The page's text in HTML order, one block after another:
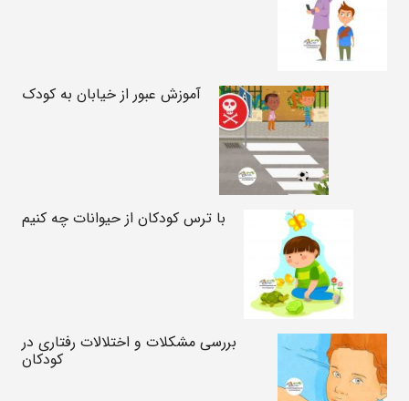
آموزش عبور از خیابان به کودک
با ترس کودکان از حیوانات چه کنیم
بررسی مشکلات و اختلالات رفتاری در
کودکان